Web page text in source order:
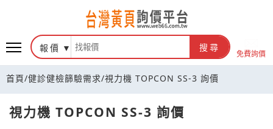
報價 搜尋
免費詢價
首頁/健診健檢篩驗需求/視力機 TOPCON SS-3 詢價
視力機 TOPCON SS-3 詢價